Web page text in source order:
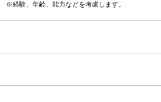
※経験、年齢、能力などを考慮します。